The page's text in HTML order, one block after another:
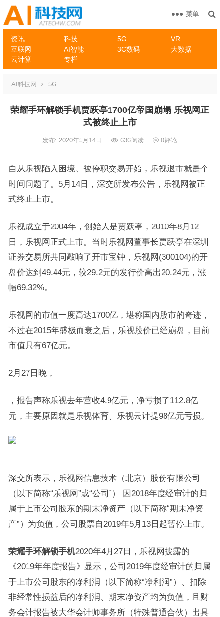
资讯 科技 5G
VR
互联网
AI智能 3C数码
大数据
云计算
专栏
菜单
AI科技网 5G
荣耀手环解锁手机贾跃亭1700亿帝国崩塌 乐视网正
式被终止上市
发布: 2020年5月14日 636阅读 0评论
自从乐视陷入困境、被停职交易开始，乐视退市就是个
时间问题了。5月14日，深交所发布公告，乐视网被正
式终止上市。
乐视成立于2004年，创始人是贾跃亭，2010年8月12
日，乐视网正式上市。当时乐视网董事长贾跃亭在深圳
证券交易所共同敲响了开市宝钟，乐视网(300104)的开
盘价达到49.44元，较29.2元的发行价高出20.24元，涨
幅69.32%。
乐视网的市值一度高达1700亿，堪称国内股市的奇迹，
不过在2015年盛极而衰之后，乐视股价已经崩盘，目前
市值只有67亿元。
2月27日晚，
，报告声称乐视去年营收4.9亿元，净亏损了112.8亿
元，主要原因就是乐视体育、乐视云计提98亿元亏损。
深交所表示，乐视网信息技术（北京）股份有限公司
（以下简称“乐视网”或“公司”） 因2018年度经审计的归
属于上市公司股东的期末净资产（以下简称“期末净资
产”）为负值，公司股票自2019年5月13日起暂停上市。
荣耀手环解锁手机2020年4月27日，乐视网披露的
《2019年年度报告》显示，公司2019年度经审计的归属
于上市公司股东的净利润（以下简称“净利润”）、扣除
非经常性损益后的净利润、期末净资产均为负值，且财
务会计报告被大华会计师事务所（特殊普通合伙）出具